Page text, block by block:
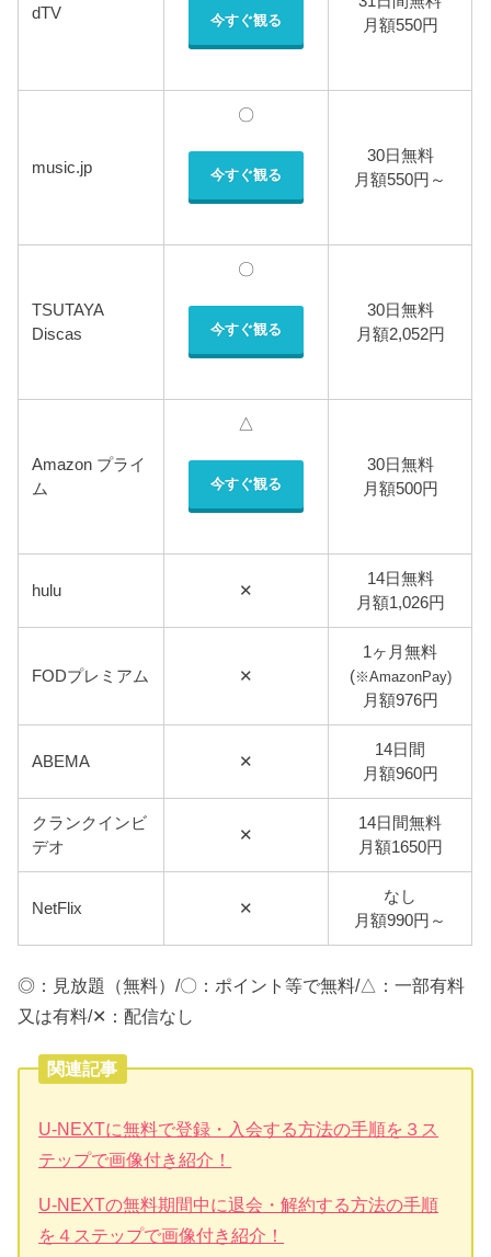
dTV 今すぐ観る
月額550円
music.jp
〇
今すぐ観る
30日無料
月額550円～
TSUTAYA
Discas
〇
今すぐ観る
30日無料
月額2,052円
Amazon プライ
ム
△
今すぐ観る
30日無料
月額500円
hulu ✕
14日無料
月額1,026円
FODプレミアム ✕
1ヶ月無料
(※AmazonPay)
月額976円
ABEMA ✕
14日間
月額960円
クランクインビ
デオ
✕
14日間無料
月額1650円
NetFlix ✕
なし
月額990円～
◎：見放題（無料）/〇：ポイント等で無料/△：一部有料
又は有料/✕：配信なし
関連記事
U-NEXTに無料で登録・入会する方法の手順を３ス
テップで画像付き紹介！
U-NEXTの無料期間中に退会・解約する方法の手順
を４ステップで画像付き紹介！